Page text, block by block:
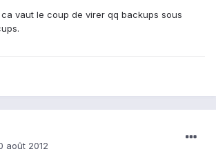
vaut le coup de virer qq backups sous
août 2012